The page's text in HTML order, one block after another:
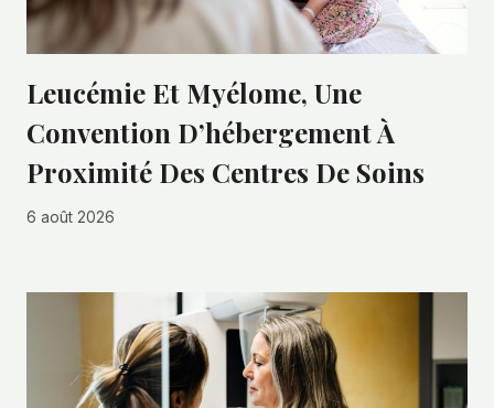
Leucémie Et Myélome, Une
Convention D’hébergement À
Proximité Des Centres De Soins
6 août 2026